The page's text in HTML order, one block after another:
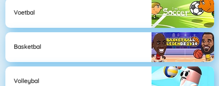
Voetbal
Basketbal
Volleybal